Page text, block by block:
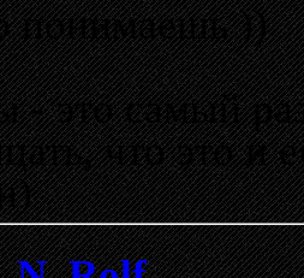
понимаешь ))
- это самый
что это и